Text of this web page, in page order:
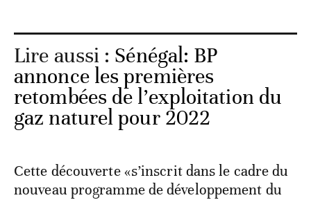
Lire aussi : Sénégal: BP
annonce les premières
retombées de l’exploitation du
gaz naturel pour 2022
Cette découverte «s’inscrit dans le cadre du
nouveau programme de développement du